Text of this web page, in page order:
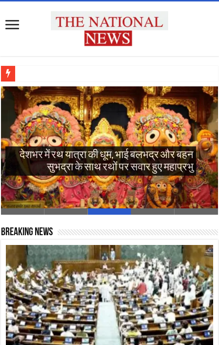
हरेला पर मुख्यमंत्री ने किया राज्य स्तरीय पौधारोपण
कार्यक्रम का शुभारंभ, जागेश्वर क्षेत्र के लिए कीं आठ
बड़ी घोषणाएं
BREAKING NEWS